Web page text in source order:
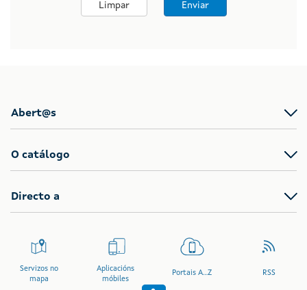
Limpar Enviar
Abert@s
O catálogo
Directo a
Servizos no
mapa
Aplicacións
móbiles
Portais A...Z RSS